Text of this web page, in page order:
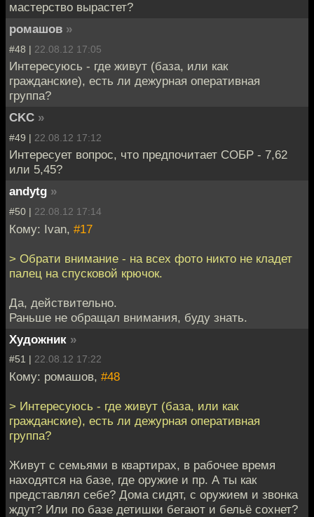
мастерство вырастет?
ромашов »
#48 | 22.08.12 17:05
Интересуюсь - где живут (база, или как
гражданские), есть ли дежурная оперативная
группа?
CKC »
#49 | 22.08.12 17:12
Интересует вопрос, что предпочитает СОБР - 7,62
или 5,45?
andytg »
#50 | 22.08.12 17:14
Кому: Ivan, #17
> Обрати внимание - на всех фото никто не кладет
палец на спусковой крючок.
Да, действительно.
Раньше не обращал внимания, буду знать.
Художник »
#51 | 22.08.12 17:22
Кому: ромашов, #48
> Интересуюсь - где живут (база, или как
гражданские), есть ли дежурная оперативная
группа?
Живут с семьями в квартирах, в рабочее время
находятся на базе, где оружие и пр. А ты как
представлял себе? Дома сидят, с оружием и звонка
ждут? Или по базе детишки бегают и бельё сохнет?